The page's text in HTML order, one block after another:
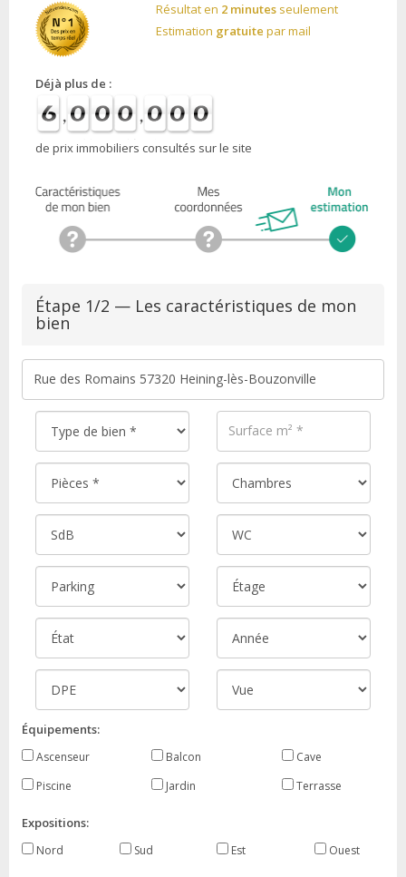
Résultat en 2 minutes seulement
Estimation gratuite par mail
Déjà plus de :
de prix immobiliers consultés sur le site
Étape 1/2 — Les caractéristiques de mon
bien
Équipements:
Ascenseur Balcon
Cave
Piscine
Jardin Terrasse
Expositions:
Nord Sud Est Ouest